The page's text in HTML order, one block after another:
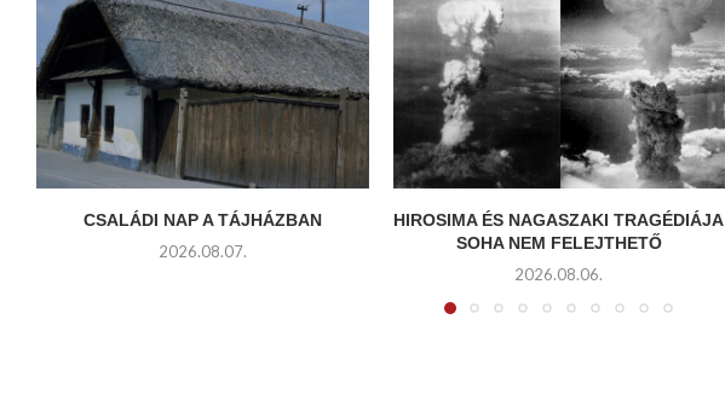
CSALÁDI NAP A TÁJHÁZBAN
2026.08.07.
HIROSIMA ÉS NAGASZAKI TRAGÉDIÁJA
SOHA NEM FELEJTHETŐ
2026.08.06.